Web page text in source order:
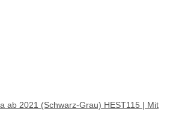
ab 2021 (Schwarz-Grau) HEST115 | Mit